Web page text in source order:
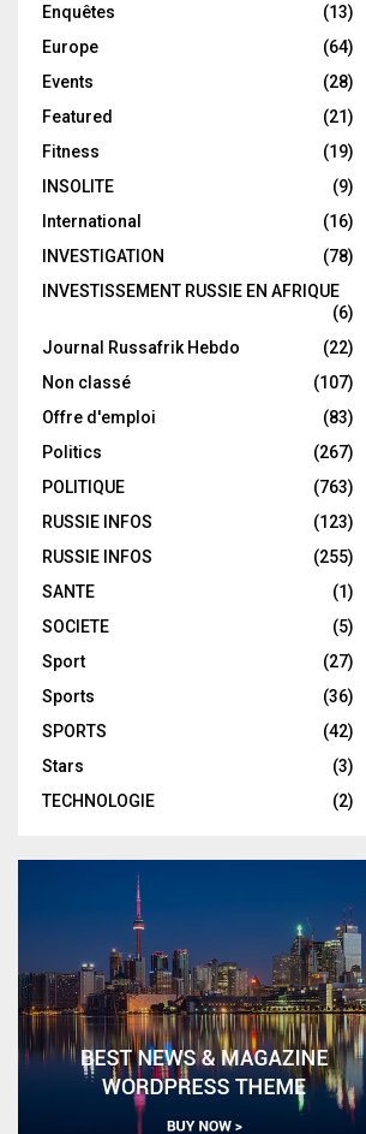
Enquêtes
(13)
Europe
(64)
Events
(28)
Featured
(21)
Fitness
(19)
INSOLITE
(9)
International
(16)
INVESTIGATION
(78)
INVESTISSEMENT RUSSIE EN AFRIQUE
(6)
Journal Russafrik Hebdo
(22)
Non classé
(107)
Offre d'emploi
(83)
Politics
(267)
POLITIQUE
(763)
RUSSIE INFOS
(123)
RUSSIE INFOS
(255)
SANTE
(1)
SOCIETE
(5)
Sport
(27)
Sports
(36)
SPORTS
(42)
Stars
(3)
TECHNOLOGIE
(2)